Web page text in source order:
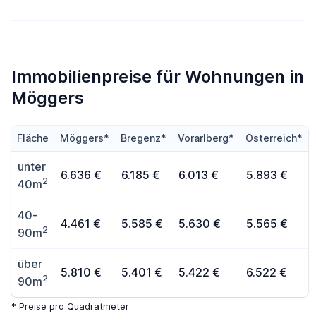
Immobilienpreise für Wohnungen in
Möggers
Fläche Möggers* Bregenz* Vorarlberg* Österreich*
unter
40m2 6.636 € 6.185 € 6.013 € 5.893 €
40-
90m2 4.461 € 5.585 € 5.630 € 5.565 €
über
90m2 5.810 € 5.401 € 5.422 € 6.522 €
* Preise pro Quadratmeter